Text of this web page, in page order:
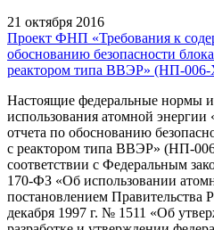
21 октября 2016
Проект ФНП «Требования к
обоснованию безопасности
реактором типа ВВЭР» (НП-
Настоящие федеральные нормы и
использования атомной
отчета по обоснованию
с реактором типа ВВЭР» (НП-
соответствии с Федеральным
170-ФЗ «Об использовании
постановлением Правительства
декабря 1997 г. № 1511 «Об